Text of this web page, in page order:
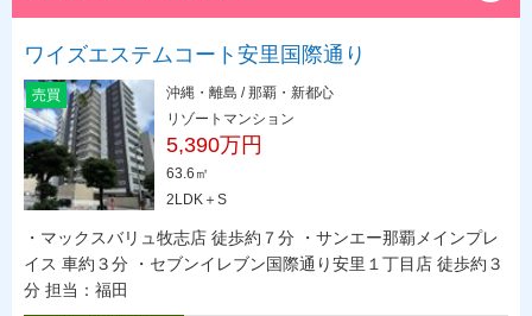
ワイズエステムコート安里国際通り
売買
沖縄・離島 / 那覇・新都心
リゾートマンション
5,390万円
63.6㎡
2LDK＋S
・マックスバリュ牧志店 徒歩約７分 ・サンエー那覇メインプレ
イス 車約３分 ・セブンイレブン国際通り安里１丁目店 徒歩約３
分 担当：福田